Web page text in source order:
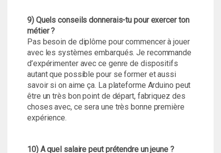
9) Quels conseils donnerais-tu pour exercer ton
métier ?
Pas besoin de diplôme pour commencer à jouer
avec les systèmes embarqués. Je recommande
d’expérimenter avec ce genre de dispositifs
autant que possible pour se former et aussi
savoir si on aime ça. La plateforme Arduino peut
être un très bon point de départ, fabriquez des
choses avec, ce sera une très bonne première
expérience.
10) A quel salaire peut prétendre un jeune ?